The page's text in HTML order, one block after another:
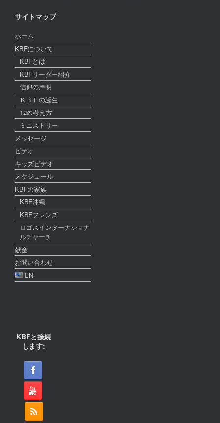
サイトマップ
ホーム
KBFについて
KBFとは
KBFリーダー紹介
信仰の声明
ＫＢＦの誕生
12の考え方
ミニストリー
メッセージ
ビデオ
キッズビデオ
スケジュール
KBFの家族
KBF沖縄
KBFフレンズ
ロゴスインターナショナ
ルチャーチ
献金
お問い合わせ
EN
KBFと接続
します: